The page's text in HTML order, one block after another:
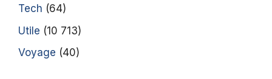
Tech (64)
Utile (10 713)
Voyage (40)